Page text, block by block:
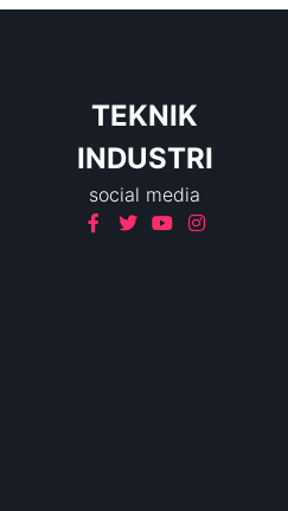
TEKNIK
INDUSTRI
social media